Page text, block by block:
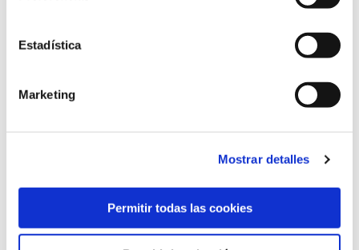
Estadística
Marketing
Mostrar detalles
Permitir todas las cookies
followers
hashtag
social networks